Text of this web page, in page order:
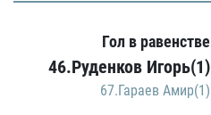
Гол в равенстве
46.Руденков Игорь(1)
67.Гараев Амир(1)